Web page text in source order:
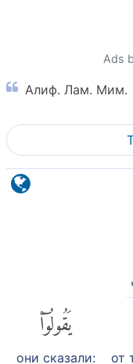
Ads
Алиф. Лам. Мим.
от
يَقُولُوٓا۟
они сказали: